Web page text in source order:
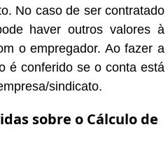
No caso de ser contratado
haver outros valores à
o empregador. Ao fazer a
é conferido se o conta está
sindicato.
sobre o Cálculo de